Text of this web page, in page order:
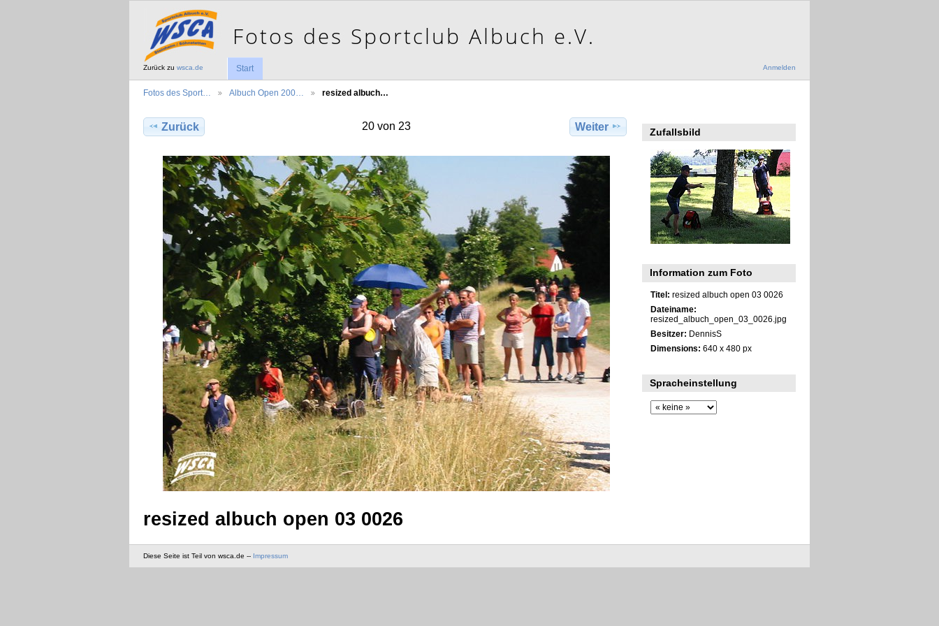
Zurück zu wsca.de Anmelden
Start
Fotos des Sport… Albuch Open 200… resized albuch…
Zurück 20 von 23 Weiter
resized albuch open 03 0026
Zufallsbild
Information zum Foto
Titel: resized albuch open 03 0026
Dateiname:
resized_albuch_open_03_0026.jpg
Besitzer: DennisS
Dimensions: 640 x 480 px
Spracheinstellung
Diese Seite ist Teil von wsca.de -- Impressum